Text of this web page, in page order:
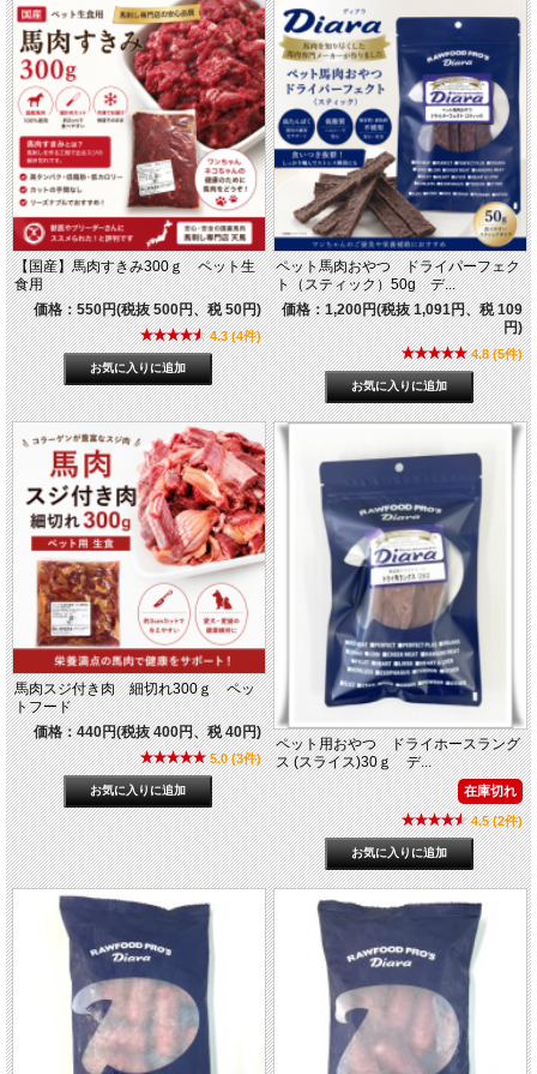
【国産】馬肉すきみ300ｇ ペット生
食用
価格：550円(税抜 500円、税 50円)
4.3 (4件)
ペット馬肉おやつ ドライパーフェク
ト（スティック）50g デ...
価格：1,200円(税抜 1,091円、税 109
円)
4.8 (5件)
馬肉スジ付き肉 細切れ300ｇ ペッ
トフード
価格：440円(税抜 400円、税 40円)
5.0 (3件)
ペット用おやつ ドライホースラング
ス (スライス)30ｇ デ...
在庫切れ
4.5 (2件)